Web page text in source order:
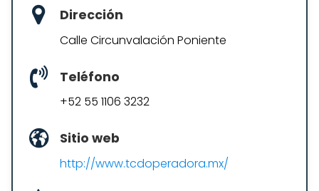
Dirección
Calle Circunvalación Poniente
Teléfono
+52 55 1106 3232
Sitio web
http://www.tcdoperadora.mx/